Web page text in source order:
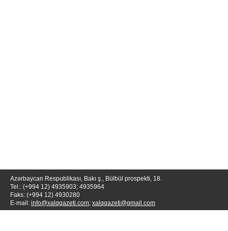
Azərbaycan Respublikası, Bakı ş., Bülbül prospekti, 18.
Tel.: (+994 12) 4935903; 4935964
Faks: (+994 12) 4930280
E-mail: info@xalqqazeti.com; xalqqazeti@gmail.com